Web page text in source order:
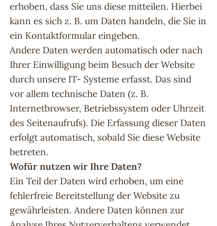
erhoben, dass Sie uns diese mitteilen. Hierbei
kann es sich z. B. um Daten handeln, die Sie in
ein Kontaktformular eingeben.
Andere Daten werden automatisch oder nach
Ihrer Einwilligung beim Besuch der Website
durch unsere IT- Systeme erfasst. Das sind
vor allem technische Daten (z. B.
Internetbrowser, Betriebssystem oder Uhrzeit
des Seitenaufrufs). Die Erfassung dieser Daten
erfolgt automatisch, sobald Sie diese Website
betreten.
Wofür nutzen wir Ihre Daten?
Ein Teil der Daten wird erhoben, um eine
fehlerfreie Bereitstellung der Website zu
gewährleisten. Andere Daten können zur